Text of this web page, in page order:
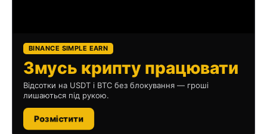
BINANCE SIMPLE EARN
Змусь крипту працювати
Відсотки на USDT і BTC без блокування — гроші
лишаються під рукою.
Розмістити